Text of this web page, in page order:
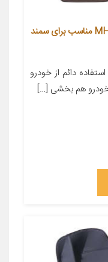
کفپوش سه بعدی خودرو پانیذ کد MHLB مناسب برای سمند
دائم از خودرو
خودرو هم بخشی […]